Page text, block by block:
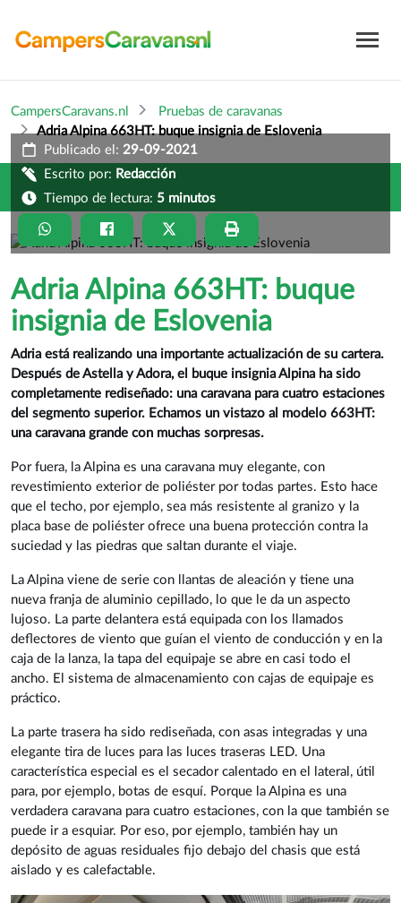
CampersCaravans.nl
Pruebas de caravanas
Adria Alpina 663HT: buque insignia de Eslovenia
Publicado el: 29-09-2021
Escrito por: Redacción
Tiempo de lectura: 5 minutos
Adria Alpina 663HT: buque
insignia de Eslovenia
Adria está realizando una importante actualización de su cartera.
Después de Astella y Adora, el buque insignia Alpina ha sido
completamente rediseñado: una caravana para cuatro estaciones
del segmento superior. Echamos un vistazo al modelo 663HT:
una caravana grande con muchas sorpresas.
Por fuera, la Alpina es una caravana muy elegante, con
revestimiento exterior de poliéster por todas partes. Esto hace
que el techo, por ejemplo, sea más resistente al granizo y la
placa base de poliéster ofrece una buena protección contra la
suciedad y las piedras que saltan durante el viaje.
La Alpina viene de serie con llantas de aleación y tiene una
nueva franja de aluminio cepillado, lo que le da un aspecto
lujoso. La parte delantera está equipada con los llamados
deflectores de viento que guían el viento de conducción y en la
caja de la lanza, la tapa del equipaje se abre en casi todo el
ancho. El sistema de almacenamiento con cajas de equipaje es
práctico.
La parte trasera ha sido rediseñada, con asas integradas y una
elegante tira de luces para las luces traseras LED. Una
característica especial es el secador calentado en el lateral, útil
para, por ejemplo, botas de esquí. Porque la Alpina es una
verdadera caravana para cuatro estaciones, con la que también se
puede ir a esquiar. Por eso, por ejemplo, también hay un
depósito de aguas residuales fijo debajo del chasis que está
aislado y es calefactable.